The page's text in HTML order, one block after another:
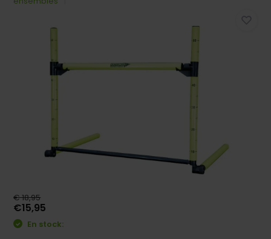
€ 18,95
€15,95
En stock: